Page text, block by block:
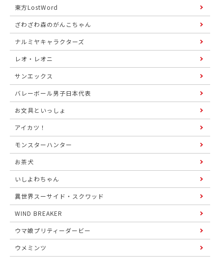
東方LostWord
ざわざわ森のがんこちゃん
ナルミヤキャラクターズ
レオ・レオニ
サンエックス
バレーボール男子日本代表
お文具といっしょ
アイカツ！
モンスターハンター
お茶犬
いしよわちゃん
異世界スーサイド・スクワッド
WIND BREAKER
ウマ娘プリティーダービー
ウメミンツ